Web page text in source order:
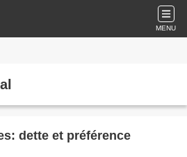
MENU
dette et préférence